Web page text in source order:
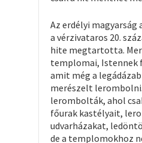
Az erdélyi
a vérzivataros 20.
hite megtartotta.
templomai, Istennek
amit még a
merészelt
lerombolták, ahol
főurak kastélyait,
udvarházakat,
de a templomokhoz